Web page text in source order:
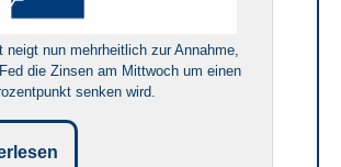
neigt nun mehrheitlich zur Annahme,
die Zinsen am Mittwoch um einen
senken wird.